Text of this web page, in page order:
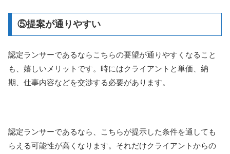
⑤提案が通りやすい
認定ランサーであるならこちらの要望が通りやすくなること
も、嬉しいメリットです。時にはクライアントと単価、納
期、仕事内容などを交渉する必要があります。
認定ランサーであるなら、こちらが提示した条件を通しても
らえる可能性が高くなります。それだけクライアントからの